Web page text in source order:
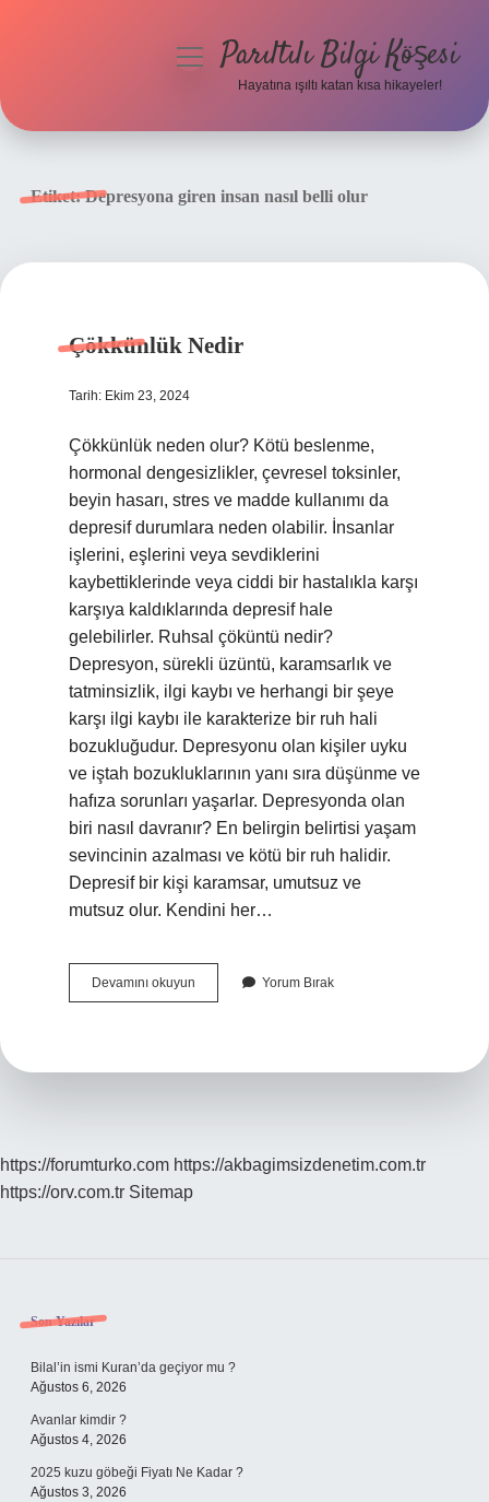
menüyüParıltılı Bilgi Köşesi
Hayatına ışıltı katan kısa hikayeler!
Etiket:Depresyona giren insan nasıl belli olur
Çökkünlük Nedir
Tarih: Ekim 23, 2024
Çökkünlük neden olur? Kötü beslenme,
hormonal dengesizlikler, çevresel toksinler,
beyin hasarı, stres ve madde kullanımı da
depresif durumlara neden olabilir. İnsanlar
işlerini, eşlerini veya sevdiklerini
kaybettiklerinde veya ciddi bir hastalıkla karşı
karşıya kaldıklarında depresif hale
gelebilirler. Ruhsal çöküntü nedir?
Depresyon, sürekli üzüntü, karamsarlık ve
tatminsizlik, ilgi kaybı ve herhangi bir şeye
karşı ilgi kaybı ile karakterize bir ruh hali
bozukluğudur. Depresyonu olan kişiler uyku
ve iştah bozukluklarının yanı sıra düşünme ve
hafıza sorunları yaşarlar. Depresyonda olan
biri nasıl davranır? En belirgin belirtisi yaşam
sevincinin azalması ve kötü bir ruh halidir.
Depresif bir kişi karamsar, umutsuz ve
mutsuz olur. Kendini her…
Devamını okuyun Çökkünlük
Nedir
Yorum Bırak
https://forumturko.com https://akbagimsizdenetim.com.tr
https://orv.com.tr Sitemap
Sidebar
Son Yazılar
Bilal’in ismi Kuran’da geçiyor mu ?
Ağustos 6, 2026
Avanlar kimdir ?
Ağustos 4, 2026
2025 kuzu göbeği Fiyatı Ne Kadar ?
Ağustos 3, 2026